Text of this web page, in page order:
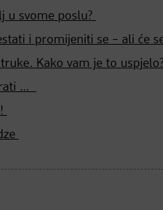
u svome poslu?
i promijeniti se – ali će
Kako vam je to
…